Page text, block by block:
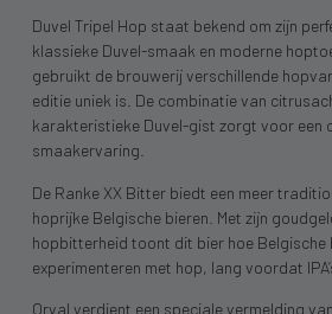
Duvel Tripel Hop staat bekend om zijn
klassieke Duvel-smaak en moderne
gebruikt de brouwerij verschillende
editie uniek is. De combinatie van
karakteristieke Duvel-gist zorgt voor een
smaakervaring.
De Ranke XX Bitter biedt een meer
hoprijke Belgische bieren. Met zijn
hopbitterheid toont dit bier hoe Belgische
experimenteren met hop, lang voordat
Orval verdient een speciale vermelding